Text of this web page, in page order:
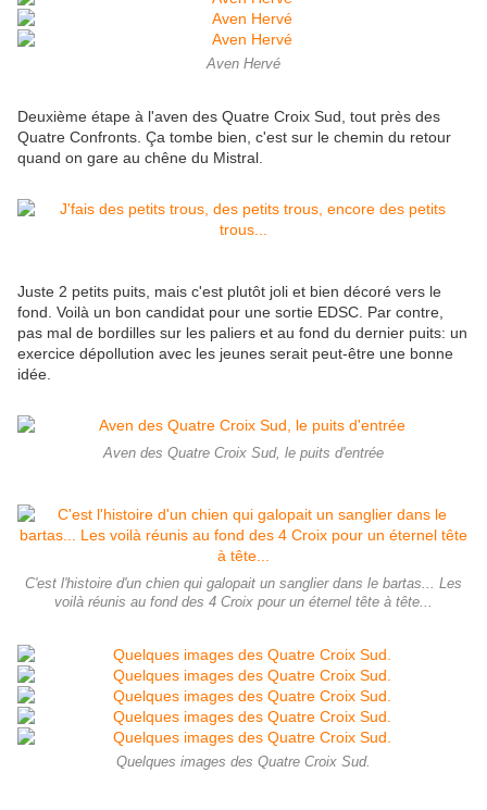
Aven Hervé
Deuxième étape à l'aven des Quatre Croix Sud, tout près des
Quatre Confronts. Ça tombe bien, c'est sur le chemin du retour
quand on gare au chêne du Mistral.
Juste 2 petits puits, mais c'est plutôt joli et bien décoré vers le
fond. Voilà un bon candidat pour une sortie EDSC. Par contre,
pas mal de bordilles sur les paliers et au fond du dernier puits: un
exercice dépollution avec les jeunes serait peut-être une bonne
idée.
Aven des Quatre Croix Sud, le puits d'entrée
C'est l'histoire d'un chien qui galopait un sanglier dans le bartas... Les
voilà réunis au fond des 4 Croix pour un éternel tête à tête...
Quelques images des Quatre Croix Sud.